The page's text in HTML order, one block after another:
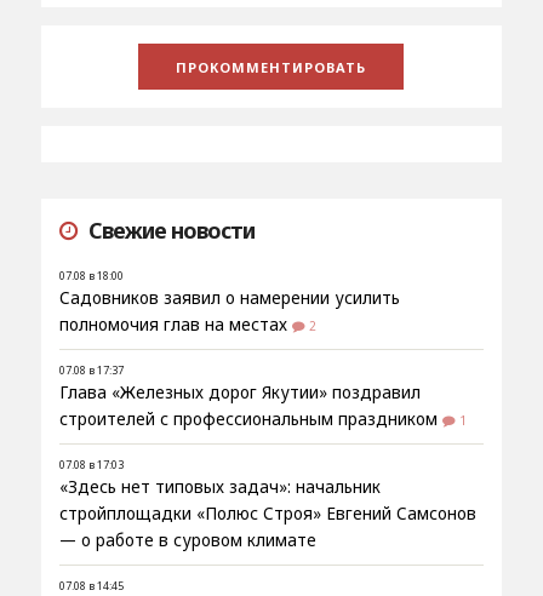
Свежие новости
07.08 в 18:00
Садовников заявил о намерении усилить
полномочия глав на местах
2
07.08 в 17:37
Глава «Железных дорог Якутии» поздравил
строителей с профессиональным праздником
1
07.08 в 17:03
«Здесь нет типовых задач»: начальник
стройплощадки «Полюс Строя» Евгений Самсонов
— о работе в суровом климате
07.08 в 14:45